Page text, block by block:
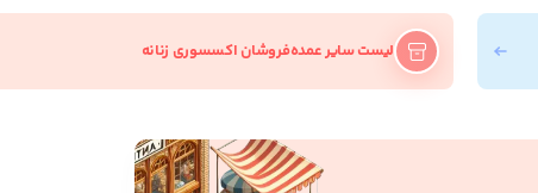
لیست سایر عمده‌فروشان اکسسوری زنانه